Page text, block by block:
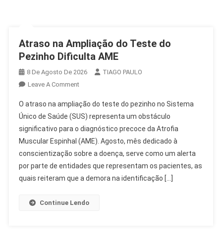
Atraso na Ampliação do Teste do
Pezinho Dificulta AME
8 De Agosto De 2026
TIAGO PAULO
Leave A CommentOn
Na
Ampliação
Do
Teste
Do
Pezinho
Dificulta
O atraso na ampliação do teste do pezinho no Sistema
Único de Saúde (SUS) representa um obstáculo
significativo para o diagnóstico precoce da Atrofia
Muscular Espinhal (AME). Agosto, mês dedicado à
conscientização sobre a doença, serve como um alerta
por parte de entidades que representam os pacientes, as
quais reiteram que a demora na identificação […]
Continue Lendo